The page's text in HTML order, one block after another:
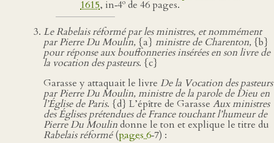
1615, in‑4o de 46 pages.
Le Rabelais réformé par les ministres, et nommément
par Pierre Du Moulin, {a} ministre de Charenton, {b}
pour réponse aux bouffonneries insérées en son livre de
la vocation des pasteurs. {c}
Garasse y attaquait le livre De la Vocation des pasteurs
par Pierre Du Moulin, ministre de la parole de Dieu en
l’Église de Paris. {d} L’épître de Garasse Aux ministres
des Églises prétendues de France touchant l’humeur de
Pierre Du Moulindonne le ton et explique le titre du
Rabelais réformé(pages 6‑7) :